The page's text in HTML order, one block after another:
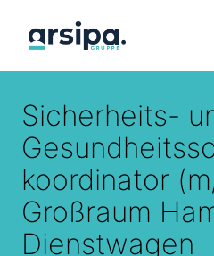
Inhalt
springenStartseite
Sicherheits-
koordinator
Großraum
Dienstwagen